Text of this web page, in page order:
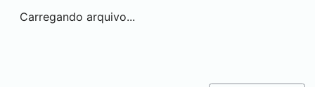
Carregando arquivo...